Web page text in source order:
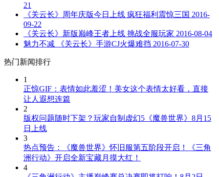
21
《关云长》周年庆版今日上线 疯狂福利震惊三国 2016-
09-22
《关云长》新版巅峰王者上线 挑战全服玩家 2016-08-04
魅力不减 《关云长》手游CJ火爆难挡 2016-07-30
热门新闻排行
1
正惊GIF：表情如此羞涩！美女这个表情太好看，直接
让人遐想连篇
2
版权问题随时下架？玩家自制虚幻5《魔兽世界》8月15
日上线
3
热点预告：《魔兽世界》怀旧服第五阶段开启！《三角
洲行动》开启全新宝藏月摸大红！
4